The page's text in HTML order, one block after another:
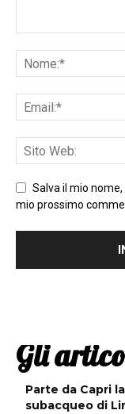
Salva il mio
mio prossimo
Gli
Parte da Capri
subacqueo di